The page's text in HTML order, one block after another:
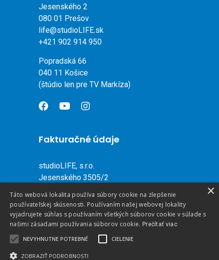
Jesenského 2
080 01 Prešov
life@studioLIFE.sk
+421 902 914 950
Popradská 66
040 11 Košice
(štúdio len pre TV Markíza)
Fakturačné údaje
studioLIFE, s.r.o.
Jesenského 3505/2
Slovenská republika
IČO: 36 715 034
DIČ: 2022290589
×
Táto webová lokalita používa súbory cookie na zlepšenie
používateľskej skúsenosti. Používaním našej webovej lokality
vyjadrujete súhlas s používaním všetkých súborov cookie v súlade s
našimi zásadami používania súborov cookie. Prečítať viac
NEVYHNUTNE POTREBNÉ CIELENIE
ZOBRAZIŤ PODROBNOSTI